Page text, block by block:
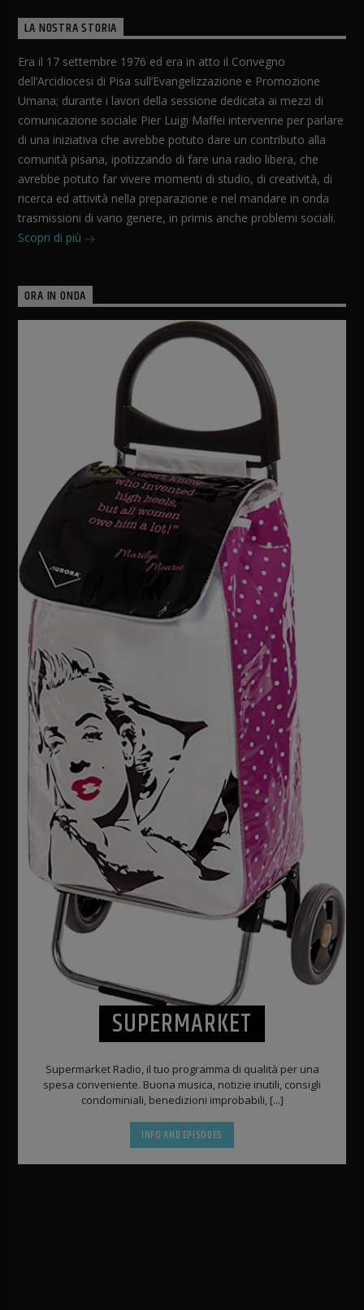
LA NOSTRA STORIA
Era il 17 settembre 1976 ed era in atto il Convegno
dell’Arcidiocesi di Pisa sull’Evangelizzazione e Promozione
Umana; durante i lavori della sessione dedicata ai mezzi di
comunicazione sociale Pier Luigi Maffei intervenne per parlare
di una iniziativa che avrebbe potuto dare un contributo alla
comunità pisana, ipotizzando di fare una radio libera, che
avrebbe potuto far vivere momenti di studio, di creatività, di
ricerca ed attività nella preparazione e nel mandare in onda
trasmissioni di vario genere, in primis anche problemi sociali.
Scopri di più
ORA IN ONDA
SUPERMARKET
Supermarket Radio, il tuo programma di qualità per una
spesa conveniente. Buona musica, notizie inutili, consigli
condominiali, benedizioni improbabili, [...]
INFO AND EPISODES